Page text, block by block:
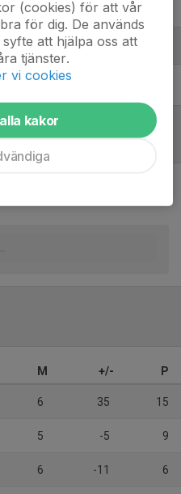
M +/- P
6 35 15
5 -5 9
6 -11 6
(cookies) för att vår
för dig. De används
att hjälpa oss att
tjänster.
vi cookies
kakor